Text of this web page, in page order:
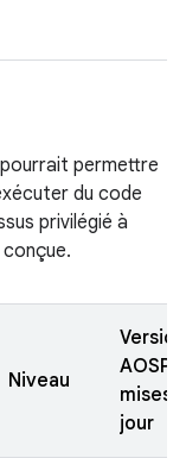
permettre
du code
privilégié à
Niveau
AOSP
mises à
jour